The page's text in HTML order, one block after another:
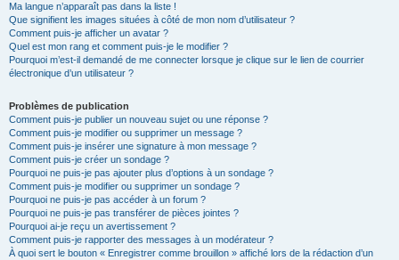
Ma langue n’apparaît pas dans la liste !
Que signifient les images situées à côté de mon nom d’utilisateur ?
Comment puis-je afficher un avatar ?
Quel est mon rang et comment puis-je le modifier ?
Pourquoi m’est-il demandé de me connecter lorsque je clique sur le lien de courrier
électronique d’un utilisateur ?
Problèmes de publication
Comment puis-je publier un nouveau sujet ou une réponse ?
Comment puis-je modifier ou supprimer un message ?
Comment puis-je insérer une signature à mon message ?
Comment puis-je créer un sondage ?
Pourquoi ne puis-je pas ajouter plus d’options à un sondage ?
Comment puis-je modifier ou supprimer un sondage ?
Pourquoi ne puis-je pas accéder à un forum ?
Pourquoi ne puis-je pas transférer de pièces jointes ?
Pourquoi ai-je reçu un avertissement ?
Comment puis-je rapporter des messages à un modérateur ?
À quoi sert le bouton « Enregistrer comme brouillon » affiché lors de la rédaction d’un